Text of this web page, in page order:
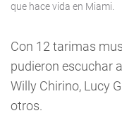
que hace vida en Miami.
Con 12 tarimas
pudieron escuchar
Willy Chirino, Lucy
otros.